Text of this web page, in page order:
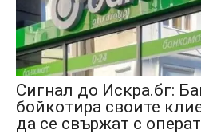
Сигнал до Искра.бг:
бойкотира своите
да се свържат с